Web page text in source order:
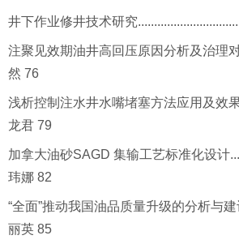
井下作业修井技术研究
注聚见效期油井高回压原因分析及治理
然 76
浅析控制注水井水嘴堵塞方法应用及效果
龙君 79
加拿大油砂SAGD 集输工艺标准化设计
玮娜 82
“全面”推动我国油品质量升级的分析与建
丽英 85